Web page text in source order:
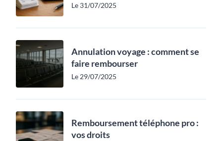
Le 31/07/2025
Annulation voyage : comment se
faire rembourser
Le 29/07/2025
Remboursement téléphone pro :
vos droits